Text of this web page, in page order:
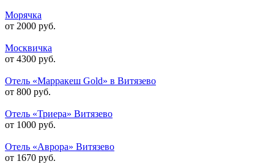
Морячка
от 2000 руб.
Москвичка
от 4300 руб.
Отель «Марракеш Gold» в Витязево
от 800 руб.
Отель «Триера» Витязево
от 1000 руб.
Отель «Аврора» Витязево
от 1670 руб.